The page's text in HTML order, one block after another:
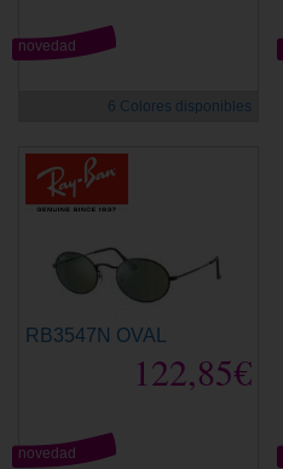
novedad
6 Colores disponibles
RB3547N OVAL
122,85€
novedad